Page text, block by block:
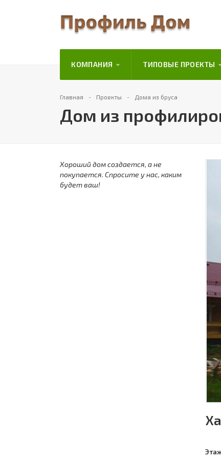
КОМПАНИЯ ТИПОВЫЕ ПРОЕКТЫ
Главная Проекты Дома из бруса
Дом из
Хороший дом создается, а не
покупается. Спросите у нас, каким
будет ваш!